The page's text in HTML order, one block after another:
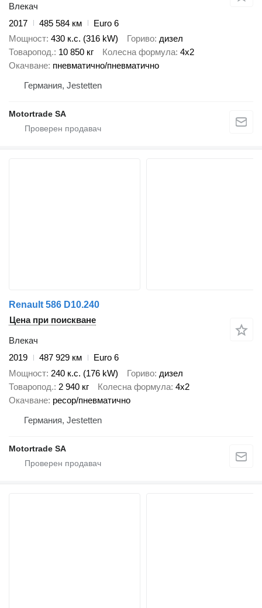
Влекач
2017
485 584 км
Euro 6
Мощност 430 к.с. (316 kW) Гориво дизел
Товаропод. 10 850 кг Колесна формула 4x2
Окачване пневматично/пневматично
Германия, Jestetten
Motortrade SA
Renault 586 D10.240
Цена при поискване
Влекач
2019
487 929 км
Euro 6
Мощност 240 к.с. (176 kW) Гориво дизел
Товаропод. 2 940 кг Колесна формула 4x2
Окачване ресор/пневматично
Германия, Jestetten
Motortrade SA